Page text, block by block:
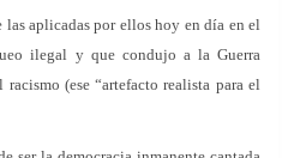
las aplicadas por ellos hoy en día en el
ilegal y que condujo a la Guerra
(ese “artefacto realista para el